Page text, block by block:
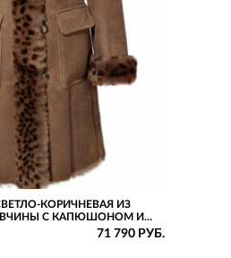
КОРИЧНЕВАЯ ИЗ
С КАПЮШОНОМ И
КАРМАНАМИ71 790 РУБ.